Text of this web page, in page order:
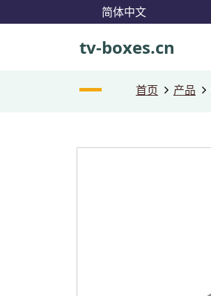
简体中文
tv-boxes.cn
首页 产品